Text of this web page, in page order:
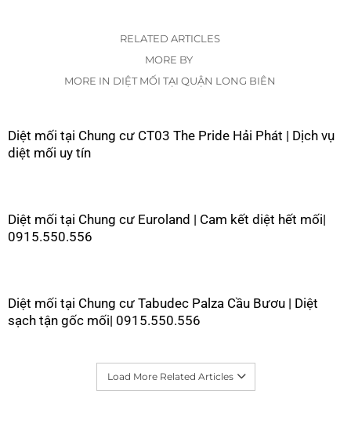
RELATED ARTICLES
MORE BY
MORE IN DIỆT MỐI TẠI QUẬN LONG BIÊN
Diệt mối tại Chung cư CT03 The Pride Hải Phát | Dịch vụ
diệt mối uy tín
Diệt mối tại Chung cư Euroland | Cam kết diệt hết mối|
0915.550.556
Diệt mối tại Chung cư Tabudec Palza Cầu Bươu | Diệt
sạch tận gốc mối| 0915.550.556
Load More Related Articles